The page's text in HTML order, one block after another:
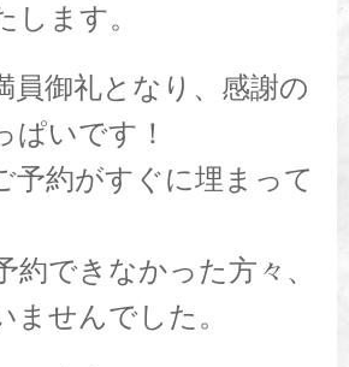
します。
員御礼となり、感謝の
ぱいです！
予約がすぐに埋まって
約できなかった方々、
ませんでした。